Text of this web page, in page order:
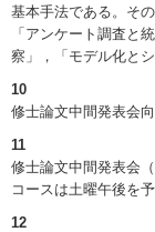
基本手法である。そ
「アンケート調査と
察」，「モデル化と
10
修士論文中間発表会
11
修士論文中間発表会
コースは土曜午後を予
12